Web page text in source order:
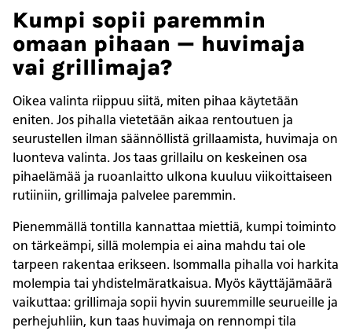
Kumpi sopii paremmin
omaan pihaan — huvimaja
vai grillimaja?
Oikea valinta riippuu siitä, miten pihaa käytetään
eniten. Jos pihalla vietetään aikaa rentoutuen ja
seurustellen ilman säännöllistä grillaamista, huvimaja on
luonteva valinta. Jos taas grillailu on keskeinen osa
pihaelämää ja ruoanlaitto ulkona kuuluu viikoittaiseen
rutiiniin, grillimaja palvelee paremmin.
Pienemmällä tontilla kannattaa miettiä, kumpi toiminto
on tärkeämpi, sillä molempia ei aina mahdu tai ole
tarpeen rakentaa erikseen. Isommalla pihalla voi harkita
molempia tai yhdistelmäratkaisua. Myös käyttäjämäärä
vaikuttaa: grillimaja sopii hyvin suuremmille seurueille ja
perhejuhliin, kun taas huvimaja on rennompi tila